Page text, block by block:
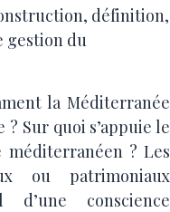
définition,
gestion du
la Méditerranée
Sur quoi s’appuie le
méditerranéen ? Les
ou patrimoniaux
conscience